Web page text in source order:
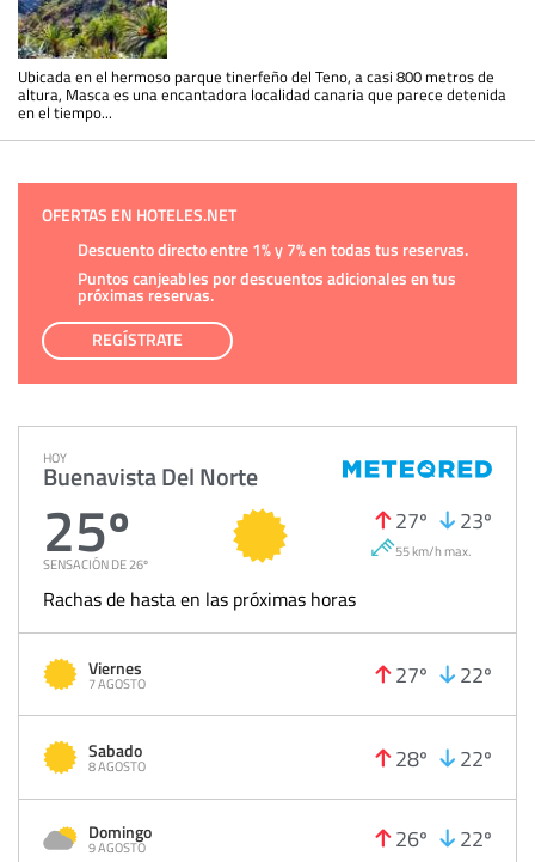
Ubicada en el hermoso parque tinerfeño del Teno, a casi 800 metros de
altura, Masca es una encantadora localidad canaria que parece detenida
en el tiempo...
OFERTAS EN HOTELES.NET
Descuento directo entre 1% y 7% en todas tus reservas.
Puntos canjeables por descuentos adicionales en tus
próximas reservas.
REGÍSTRATE
HOY
Buenavista Del Norte
25º
SENSACIÓN DE 26º
27º 23º
55 km/h max.
Rachas de hasta en las próximas horas
Viernes
7 AGOSTO 27º 22º
Sabado
8 AGOSTO 28º 22º
Domingo
9 AGOSTO 26º 22º